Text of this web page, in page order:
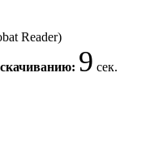
Reader)
9 сек.